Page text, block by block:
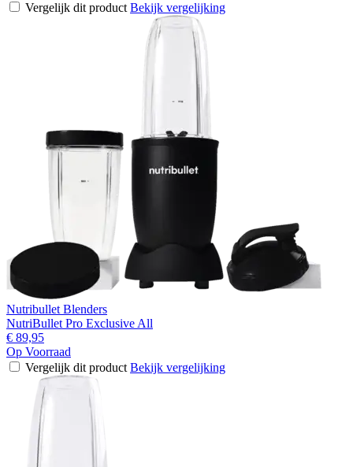
Vergelijk dit product Bekijk vergelijking
Nutribullet Blenders
NutriBullet Pro Exclusive All
€ 89,95
Op Voorraad
Vergelijk dit product Bekijk vergelijking